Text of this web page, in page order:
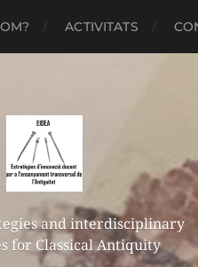
ACTIVITATS
and interdisciplinary
for Classical Antiquity